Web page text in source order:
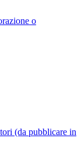
o
(da pubblicare in